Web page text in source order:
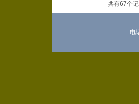
共有67个
电